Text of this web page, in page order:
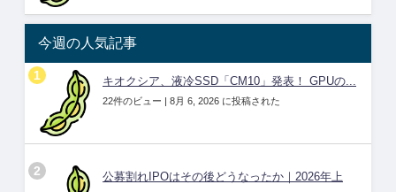
今週の人気記事
キオクシア、液冷SSD「CM10」発表！ GPUの...
22件のビュー | 8月 6, 2026 に投稿された
公募割れIPOはその後どうなったか｜2026年上